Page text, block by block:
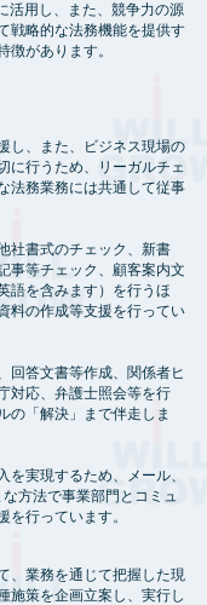
活用し、また、競争力の源
戦略的な法務機能を提供す
徴があります。
し、また、ビジネス現場の
に行うため、リーガルチェ
法務業務には共通して従事
社書式のチェック、新書
事等チェック、顧客案内文
語を含みます）を行うほ
料の作成等支援を行ってい
回答文書等作成、関係者ヒ
対応、弁護士照会等を行
の「解決」まで伴走しま
実現するため、メール、
方法で事業部門とコミュ
を行っています。
、業務を通じて把握した現
施策を企画立案し、実行し